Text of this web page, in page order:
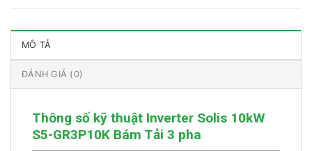
MÔ TẢ
ĐÁNH GIÁ (0)
Thông số kỹ thuật Inverter Solis 10kW
S5-GR3P10K Bám Tải 3 pha